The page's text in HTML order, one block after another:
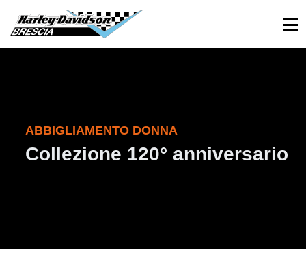
030 3366984 Viale Sant’Eufemia, 26 - Brescia
ABBIGLIAMENTO DONNA
Collezione 120° anniversario